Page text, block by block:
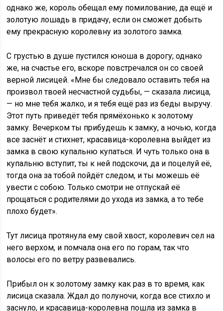
однако же, король обещал ему помилование, да ещё и
золотую лошадь в придачу, если он сможет добыть
ему прекрасную королевну из золотого замка.
С грустью в душе пустился юноша в дорогу; однако
же, на счастье его, вскоре повстречался он со своей
верной лисицей. «Мне бы следовало оставить тебя на
произвол твоей несчастной судьбы, — сказала лисица,
— но мне тебя жалко, и я тебя ещё раз из беды выручу.
Этот путь приведёт тебя прямёхонько к золотому
замку. Вечерком ты прибудешь к замку, а ночью, когда
все заснёт и стихнет, красавица-королевна выйдет из
замка в свою купальню купаться. И чуть только она в
купальню вступит, ты к ней подскочи, да и поцелуй её,
тогда она за тобой пойдёт следом, и ты можешь её
увести с собою. Только смотри не отпускай её
прощаться с родителями до ухода из замка, а то тебе
плохо будет».
Тут лисица протянула ему свой хвост, королевич сел на
него верхом, и помчала она его по горам, так что
волосы его по ветру развевались.
Прибыл он к золотому замку как раз в то время, как
лисица сказала. Ждал до полуночи, когда все стихло и
заснуло, и красавица-королевна пошла из замка в